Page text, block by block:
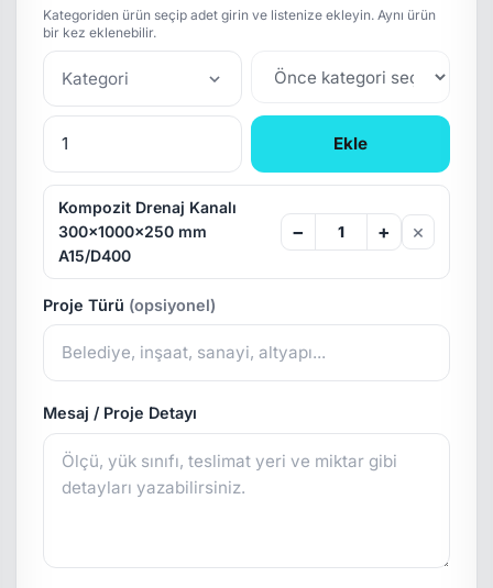
Kategoriden ürün seçip adet girin ve listenize ekleyin. Aynı ürün
bir kez eklenebilir.
Kategori
Ekle
Kompozit Drenaj Kanalı
300x1000x250 mm
A15/D400
− + ×
Proje Türü (opsiyonel)
Mesaj / Proje Detayı